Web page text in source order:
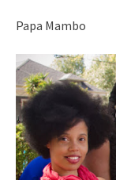
Papa Mambo